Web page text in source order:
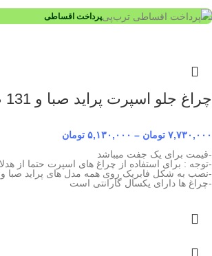
پرداخت اقساطی
چراغ جلو اسپرت پراید صبا و 131 طرح اینفینیتی
۷,۷۳۰,۰۰۰ تومان – ۵,۱۳۰,۰۰۰ تومان
-قیمت برای یک جفت میباشد
-توجه : برای استفاده از چراغ های اسپرت حتما از
-نصب به شکل فابریک روی همه مدل های پراید صبا و 131
-چراغ ها دارای یکسال گارانتی است